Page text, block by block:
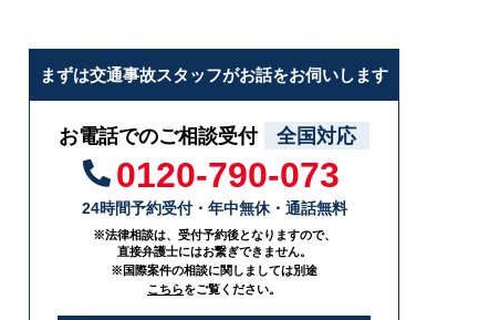
まずは交通事故スタッフがお話をお伺いします
お電話でのご相談受付 全国対応
0120-790-073
24時間予約受付・年中無休・通話無料
※法律相談は、受付予約後となりますので、
直接弁護士にはお繋ぎできません。
※国際案件の相談に関しましては別途
こちらをご覧ください。